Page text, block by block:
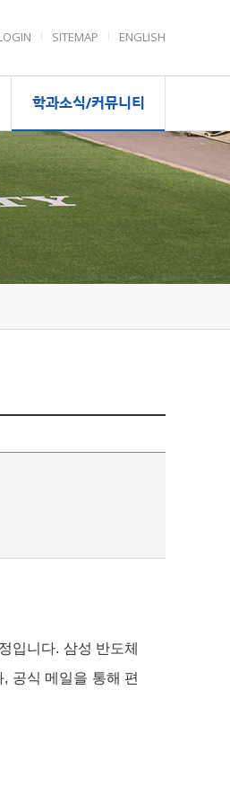
SITEMAP ENGLISH
학과소식/커뮤니티
입니다. 삼성 반도체
공식 메일을 통해 편